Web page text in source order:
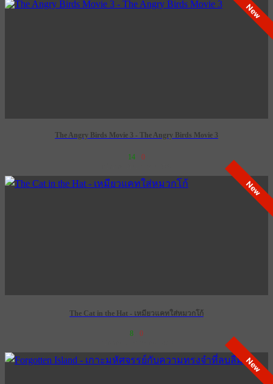
New
The Angry Birds Movie 3 - The Angry Birds Movie 3
14 0
New
The Cat in the Hat - เหมียวแคทใส่หมวกโก้
8 0
New